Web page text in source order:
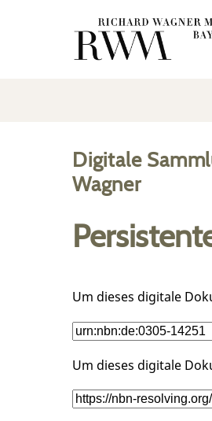
Digitale
Wagner
Um dieses digitale
Um dieses digitale